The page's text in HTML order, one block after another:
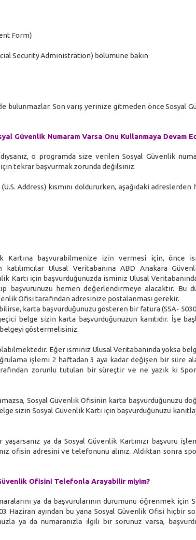
Form)
Security Administration) bölümüne bakın
bulunmazlar. Son varış yerinize gitmeden önce Sosyal
Güvenlik Numaram Varsa Onu Kullanmaya Devam
o programda size verilen Sosyal Güvenlik
için tekrar başvurmak zorunda değilsiniz.
Address) kısmını doldururken, aşağıdaki
Kartına başvurabilmenize izin vermesi için, önce
Ulusal Veritabanına ABD Anakara
Kartı için başvurduğunuzda isminiz Ulusal
başvurunuzu hemen değerlendirmeye alacaktır. Bu
Ofisi tarafından adresinize postalanması gerekir.
karta başvurduğunuzu gösteren bir fatura (SSA-
belge sizin karta başvurduğunuzun kanıtıdır. İşe
göstermelisiniz.
Eğer isminiz Ulusal Veritabanında yoksa
işlemi 2 haftadan 3 aya kadar değişen bir süre
zorunlu tutulan bir süreçtir ve ne yazık ki
Sosyal Güvenlik Ofisinin karta başvurduğunuzu
sizin Sosyal Güvenlik Kartı için başvurduğunuzu
ya da Sosyal Güvenlik Kartınızı başvuru
ofisin adresini ve telefonunu alınız. Aldıktan sonra
Ofisini Telefonla Arayabilir miyim?
ya da başvurularının durumunu öğrenmek için
Haziran ayından bu yana Sosyal Güvenlik Ofisi hiçbir
ya da numaranızla ilgili bir sorunuz varsa,